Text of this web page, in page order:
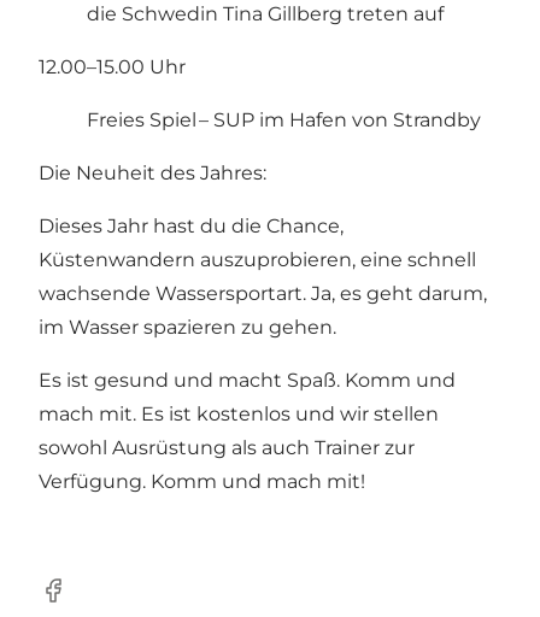
die Schwedin Tina Gillberg treten auf
12.00–15.00 Uhr
Freies Spiel – SUP im Hafen von Strandby
Die Neuheit des Jahres:
Dieses Jahr hast du die Chance,
Küstenwandern auszuprobieren, eine schnell
wachsende Wassersportart. Ja, es geht darum,
im Wasser spazieren zu gehen.
Es ist gesund und macht Spaß. Komm und
mach mit. Es ist kostenlos und wir stellen
sowohl Ausrüstung als auch Trainer zur
Verfügung. Komm und mach mit!
Facebook